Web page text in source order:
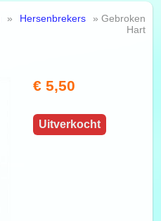
» Hersenbrekers
» Gebroken
Hart
€ 5,50
Uitverkocht